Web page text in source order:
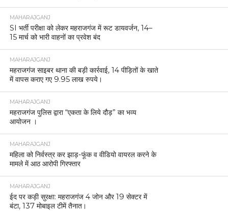
MAHARAJGANJ
SI भर्ती परीक्षा को लेकर महराजगंज में रूट डायवर्जन, 14–
15 मार्च को भारी वाहनों का प्रवेश बंद
MAHARAJGANJ
महराजगंज साइबर थाना की बड़ी कार्रवाई, 14 पीड़ितों के खाते
में वापस कराए गए 9.95 लाख रुपये।
MAHARAJGANJ
महराजगंज पुलिस द्वारा “एकता के लिये दौड़” का भव्य
आयोजन ।
MAHARAJGANJ
महिला को निर्वस्त्र कर झाड़-फूंक व वीडियो वायरल करने के
मामले में आठ आरोपी गिरफ्तार
MAHARAJGANJ
ईद पर कड़ी सुरक्षा: महराजगंज 4 जोन और 19 सेक्टर में
बंटा, 137 मोबाइल टीमें तैनात।